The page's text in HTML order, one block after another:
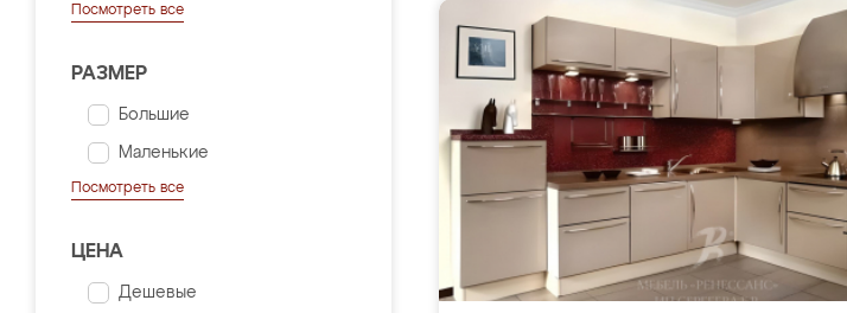
Посмотреть все
РАЗМЕР
Большие
Маленькие
Посмотреть все
ЦЕНА
Дешевые